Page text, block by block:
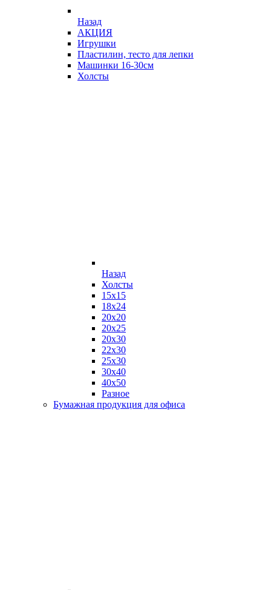
Назад
АКЦИЯ
Игрушки
Пластилин, тесто для лепки
Машинки 16-30см
Холсты
Назад
Холсты
15х15
18х24
20х20
20х25
20х30
22х30
25х30
30х40
40х50
Разное
Бумажная продукция для офиса